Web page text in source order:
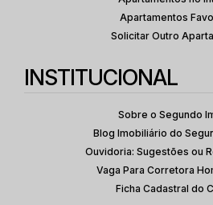
Apartamentos
Solicitar Outro
INSTITUCIONAL
Sobre o Segundo
Blog Imobiliário do
Ouvidoria: Sugestões ou
Vaga Para Corretora
Ficha Cadastral do